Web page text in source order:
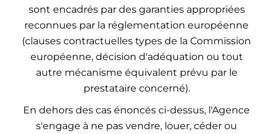
sont encadrés par des garanties appropriées
reconnues par la réglementation européenne
(clauses contractuelles types de la Commission
européenne, décision d'adéquation ou tout
autre mécanisme équivalent prévu par le
prestataire concerné).
En dehors des cas énoncés ci-dessus, l'Agence
s'engage à ne pas vendre, louer, céder ou